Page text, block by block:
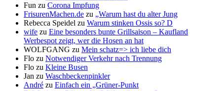
Fun zu Corona Impfung
FrisurenMachen.de zu „Warum hast du alter Jung
Rebecca Speidel zu Warum stinken Ossis so? D
wife zu Eine besonders bunte Grillsaison – Kaufland
Werbespot zeigt, wer die Hosen an hat
WOLFGANG zu Mein schatz=> ich liebe dich
Flo zu Notwendiger Verkehr nach Trennung
Flo zu Kleine Busen
Jan zu Waschbeckenpinkler
André zu Einfach ein „Grüner-Punkt